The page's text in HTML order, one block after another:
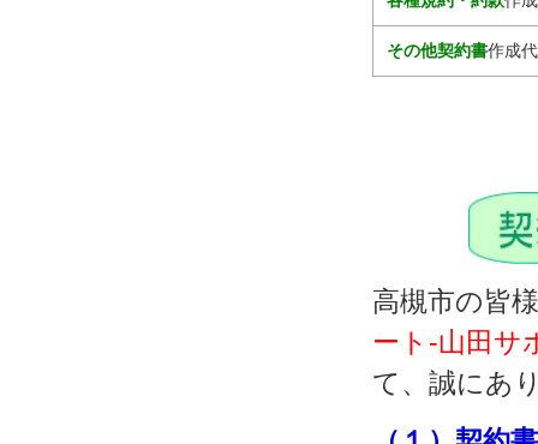
その他契約書作成
高槻市の皆
ート‐山田サ
て、誠にあ